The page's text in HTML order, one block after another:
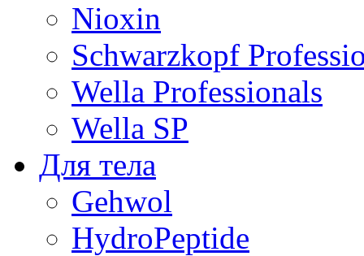
Nioxin
Schwarzkopf
Wella Professionals
Wella SP
Для тела
Gehwol
HydroPeptide